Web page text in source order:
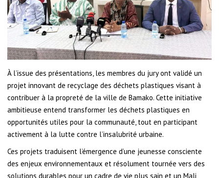
À l’issue des présentations, les membres du jury ont validé un
projet innovant de recyclage des déchets plastiques visant à
contribuer à la propreté de la ville de Bamako. Cette initiative
ambitieuse entend transformer les déchets plastiques en
opportunités utiles pour la communauté, tout en participant
activement à la lutte contre l’insalubrité urbaine.
Ces projets traduisent l’émergence d’une jeunesse consciente
des enjeux environnementaux et résolument tournée vers des
solutions durables pour un cadre de vie plus sain et un Mali